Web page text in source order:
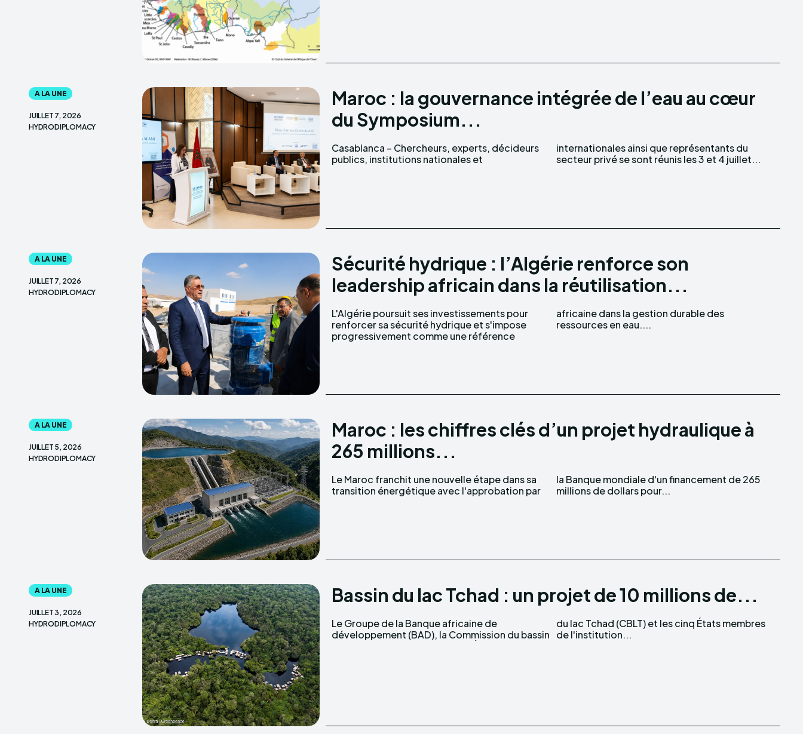
A LA UNE
JUILLET 7, 2026
HYDRODIPLOMACY
Maroc : la gouvernance intégrée de l’eau au cœur
du Symposium...
Casablanca – Chercheurs, experts, décideurs
publics, institutions nationales et
internationales ainsi que représentants du
secteur privé se sont réunis les 3 et 4 juillet...
A LA UNE
JUILLET 7, 2026
HYDRODIPLOMACY
Sécurité hydrique : l’Algérie renforce son
leadership africain dans la réutilisation...
L'Algérie poursuit ses investissements pour
renforcer sa sécurité hydrique et s'impose
progressivement comme une référence
africaine dans la gestion durable des
ressources en eau....
A LA UNE
JUILLET 5, 2026
HYDRODIPLOMACY
Maroc : les chiffres clés d’un projet hydraulique à
265 millions...
Le Maroc franchit une nouvelle étape dans sa
transition énergétique avec l'approbation par
la Banque mondiale d'un financement de 265
millions de dollars pour...
A LA UNE
JUILLET 3, 2026
HYDRODIPLOMACY
Bassin du lac Tchad : un projet de 10 millions de...
Le Groupe de la Banque africaine de
développement (BAD), la Commission du bassin
du lac Tchad (CBLT) et les cinq États membres
de l'institution...